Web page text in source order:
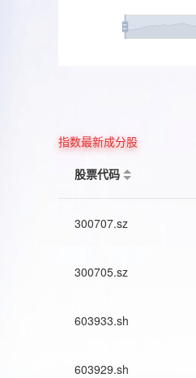
指数最新成分股
股票代码
300707.sz
300705.sz
603933.sh
603929.sh